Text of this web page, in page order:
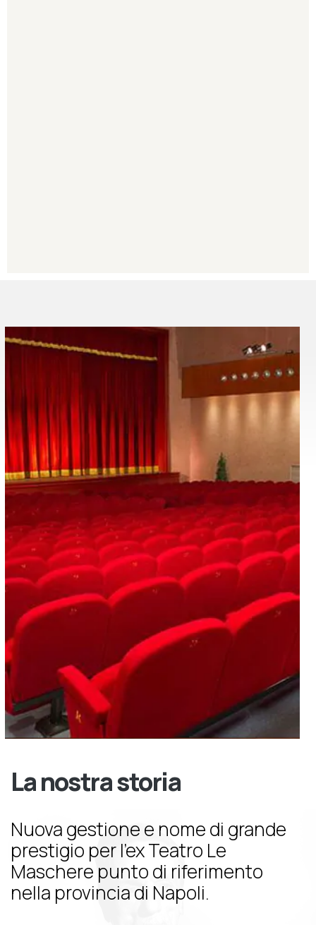
La nostra storia
Nuova gestione e nome di grande
prestigio per l’ex Teatro Le
Maschere punto di riferimento
nella provincia di Napoli.